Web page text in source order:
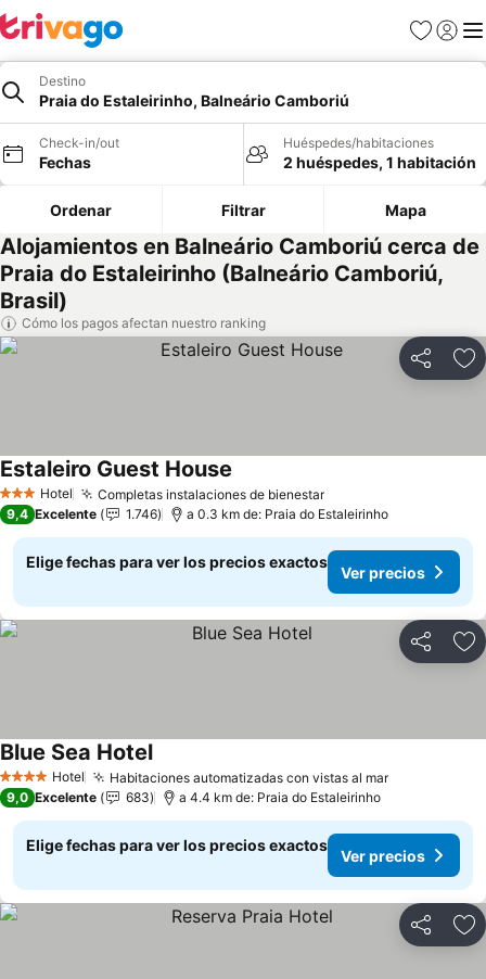
Favoritos
Iniciar
Destino
Praia do Estaleirinho, Balneário Camboriú
Check-in/out
Fechas
Huéspedes/habitaciones
2 huéspedes, 1 habitación
Ordenar Filtrar Mapa
Alojamientos en Balneário Camboriú cerca de
Praia do Estaleirinho (Balneário Camboriú,
Brasil)
Cómo los pagos afectan nuestro ranking
Compartir
3 Estrellas
Hotel Completas instalaciones de bienestar
Estaleiro Guest House
9,4 Excelente 1.746 a 0.3 km de: Praia do Estaleirinho
Elige fechas para ver los precios exactos
Ver precios
Compartir
4 EstrellasHotel Habitaciones automatizadas con vistas al mar
Blue Sea Hotel
9,0 Excelente 683 a 4.4 km de: Praia do Estaleirinho
Elige fechas para ver los precios exactos
Ver precios
Compartir